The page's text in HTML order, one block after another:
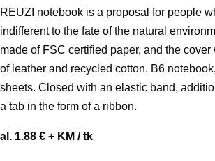
REUZI notebook is a proposal for people
indifferent to the fate of the natural
made of FSC certified paper, and the
of leather and recycled cotton. B6
sheets. Closed with an elastic band,
a tab in the form of a ribbon.
al. 1.88 € + KM / tk